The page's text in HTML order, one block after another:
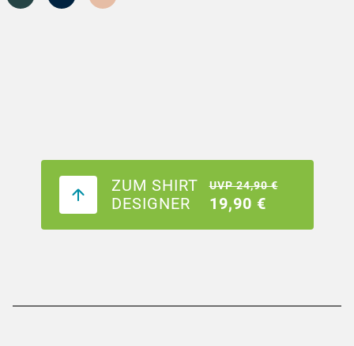
ZUM SHIRT
DESIGNER
UVP 24,90 €
19,90 €